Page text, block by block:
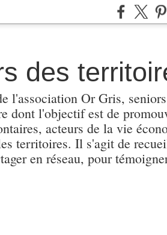
des
l'association Or Gris,
dont l'objectif est de
acteurs de la vie
territoires. Il s'agit de
en réseau, pour